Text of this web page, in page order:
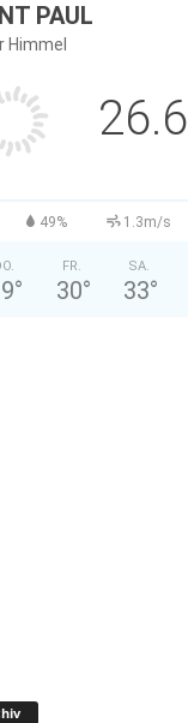
PAUL
Himmel
26.6
49% 1.3m/s
°
FR.
30°
SA.
33°